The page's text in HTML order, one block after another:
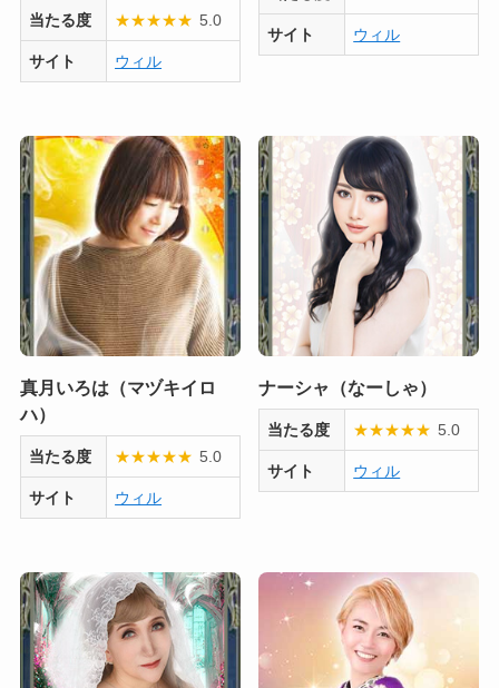
当たる度 ★★★★★ 5.0
サイト ウィル
サイト ウィル
真月いろは（マヅキイロ
ハ）
当たる度 ★★★★★ 5.0
サイト ウィル
ナーシャ（なーしゃ）
当たる度 ★★★★★ 5.0
サイト ウィル